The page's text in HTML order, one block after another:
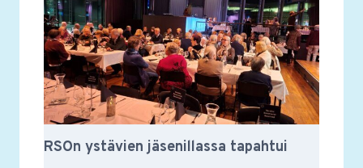
MUUSTAKIN
RSOn ystävien jäsenillassa tapahtui